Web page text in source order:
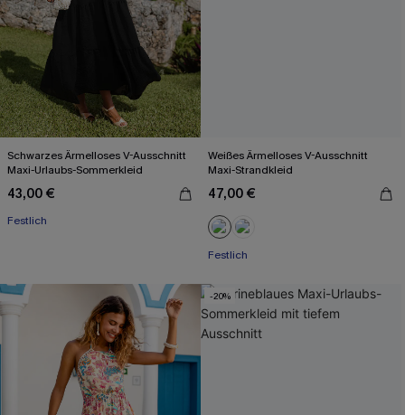
Schwarzes Ärmelloses V-Ausschnitt
Maxi-Urlaubs-Sommerkleid
43,00 €
Festlich
Weißes Ärmelloses V-Ausschnitt
Maxi-Strandkleid
47,00 €
Festlich
-20%